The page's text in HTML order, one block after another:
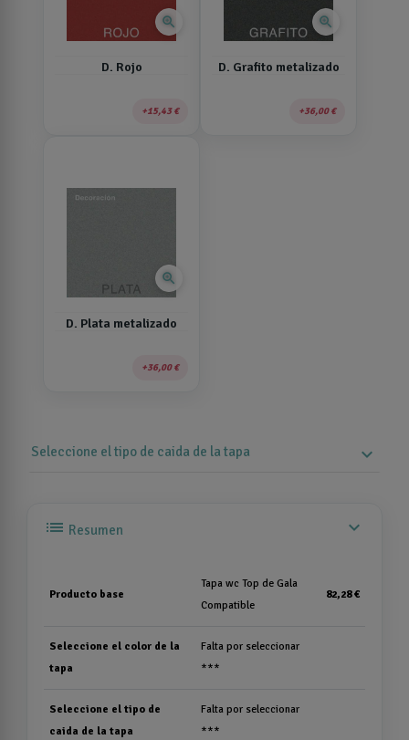
zoom_in
D. Rojo
15,43 €
zoom_in
D. Grafito metalizado
36,00 €
zoom_in
D. Plata metalizado
36,00 €
Seleccione el tipo de caida de la tapa expand_more
list Resumen expand_more
Producto base
Tapa wc Top de Gala
Compatible
82,28 €
Seleccione el color de la
tapa
Falta por seleccionar
***
Seleccione el tipo de
caida de la tapa
Falta por seleccionar
***